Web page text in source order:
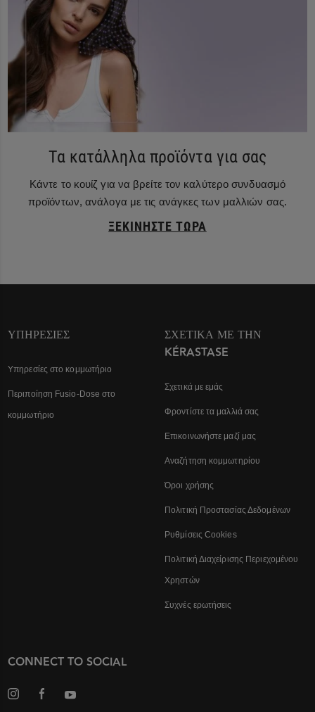
Τα κατάλληλα προϊόντα για σας
Κάντε το κουίζ για να βρείτε τον καλύτερο συνδυασμό
προϊόντων, ανάλογα με τις ανάγκες των μαλλιών σας.
ΞΕΚΙΝΉΣΤΕ ΤΏΡΑ
ΥΠΗΡΕΣΊΕΣ
Υπηρεσίες στο κομμωτήριο
Περιποίηση Fusio-Dose στο
κομμωτήριο
ΣΧΕΤΙΚΆ ΜΕ ΤΗΝ
KÉRASTASE
Σχετικά με εμάς
Φροντίστε τα μαλλιά σας
Επικοινωνήστε μαζί μας
Αναζήτηση κομμωτηρίου
Όροι χρήσης
Πολιτική Προστασίας Δεδομένων
Ρυθμίσεις Cookies
Πολιτική Διαχείρισης Περιεχομένου
Χρηστών
Συχνές ερωτήσεις
CONNECT TO SOCIAL